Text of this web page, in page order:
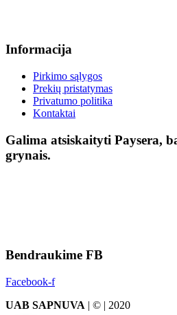
Informacija
Pirkimo sąlygos
Prekių pristatymas
Privatumo politika
Kontaktai
Galima atsiskaityti Paysera,
grynais.
Bendraukime FB
Facebook-f
UAB SAPNUVA | © | 2020